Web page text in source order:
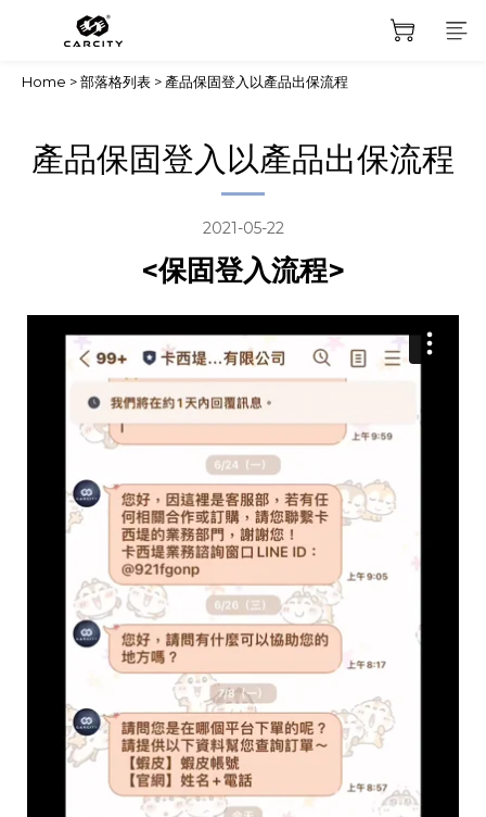
Home >部落格列表 > 產品保固登入以產品出保流程
產品保固登入以產品出保流程
2021-05-22
<保固登入流程>